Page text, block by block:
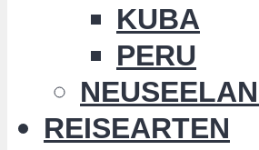
KUBA
PERU
REISEARTEN